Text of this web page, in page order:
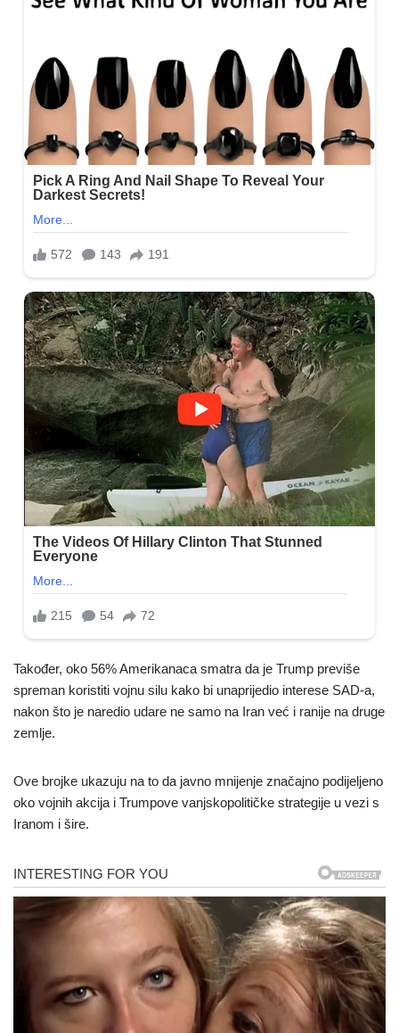
Također, oko 56% Amerikanaca smatra da je Trump previše
spreman koristiti vojnu silu kako bi unaprijedio interese SAD-a,
nakon što je naredio udare ne samo na Iran već i ranije na druge
zemlje.
Ove brojke ukazuju na to da javno mnijenje značajno podijeljeno
oko vojnih akcija i Trumpove vanjskopolitičke strategije u vezi s
Iranom i šire.